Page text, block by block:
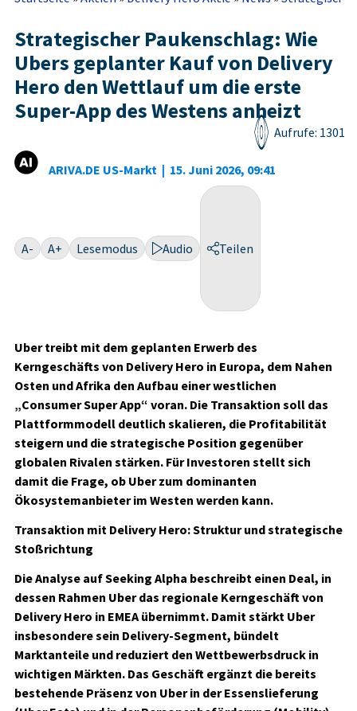
Strategischer Paukenschlag: Wie
Ubers geplanter Kauf von Delivery
Hero den Wettlauf um die erste
Super-App des Westens anheizt
ARIVA.DE US-Markt | 15. Juni 2026, 09:41
Aufrufe: 1301
A- A+ Lesemodus Audio Teilen
Uber treibt mit dem geplanten Erwerb des
Kerngeschäfts von Delivery Hero in Europa, dem Nahen
Osten und Afrika den Aufbau einer westlichen
„Consumer Super App“ voran. Die Transaktion soll das
Plattformmodell deutlich skalieren, die Profitabilität
steigern und die strategische Position gegenüber
globalen Rivalen stärken. Für Investoren stellt sich
damit die Frage, ob Uber zum dominanten
Ökosystemanbieter im Westen werden kann.
Transaktion mit Delivery Hero: Struktur und strategische
Stoßrichtung
Die Analyse auf Seeking Alpha beschreibt einen Deal, in
dessen Rahmen Uber das regionale Kerngeschäft von
Delivery Hero in EMEA übernimmt. Damit stärkt Uber
insbesondere sein Delivery-Segment, bündelt
Marktanteile und reduziert den Wettbewerbsdruck in
wichtigen Märkten. Das Geschäft ergänzt die bereits
bestehende Präsenz von Uber in der Essenslieferung